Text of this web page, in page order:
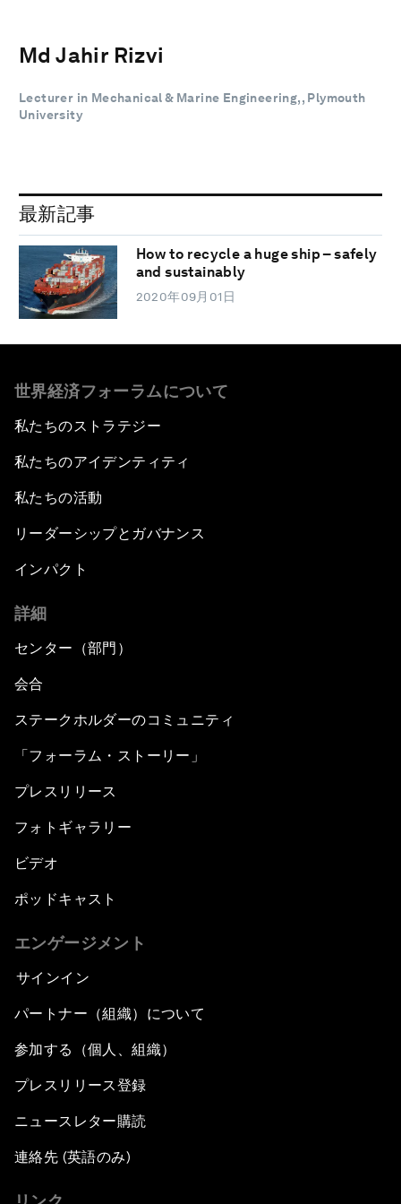
Md Jahir Rizvi
Lecturer in Mechanical & Marine Engineering,, Plymouth
University
最新記事
How to recycle a huge ship – safely
and sustainably
2020年09月01日
世界経済フォーラムについて
私たちのストラテジー
私たちのアイデンティティ
私たちの活動
リーダーシップとガバナンス
インパクト
詳細
センター（部門）
会合
ステークホルダーのコミュニティ
「フォーラム・ストーリー」
プレスリリース
フォトギャラリー
ビデオ
ポッドキャスト
エンゲージメント
サインイン
パートナー（組織）について
参加する（個人、組織）
プレスリリース登録
ニュースレター購読
連絡先 (英語のみ)